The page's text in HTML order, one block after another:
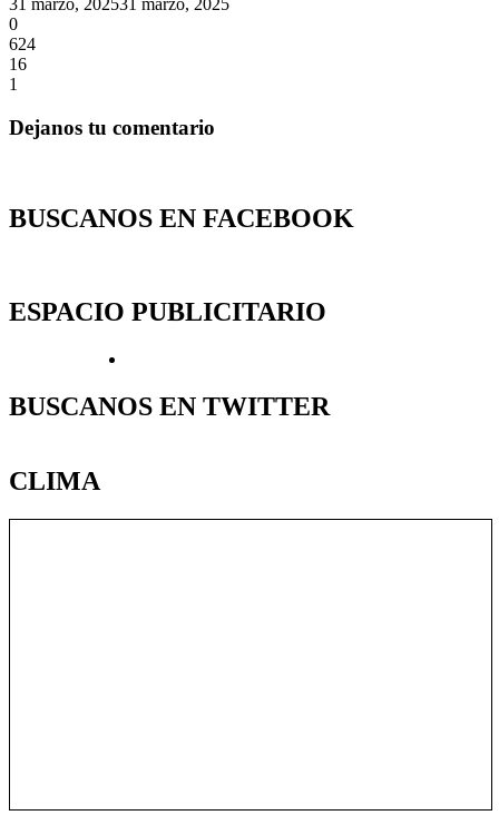
31 marzo, 202531 marzo, 2025
0
624
16
1
Dejanos tu comentario
BUSCANOS EN FACEBOOK
ESPACIO PUBLICITARIO
BUSCANOS EN TWITTER
CLIMA